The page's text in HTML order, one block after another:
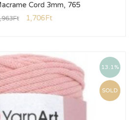
Cord 3mm, 765
Ft 1,706Ft
13.1%
SOLD